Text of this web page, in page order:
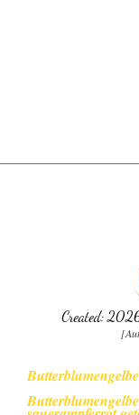
Created: